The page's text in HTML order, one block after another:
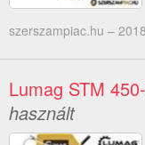
szerszampiac.hu –
Lumag STM
használt